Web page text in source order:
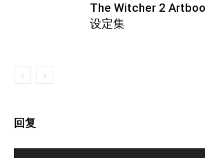
The Witcher 2
设定集
回复